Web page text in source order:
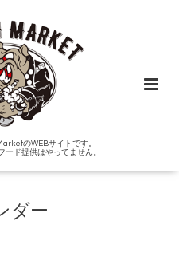
のWEBサイトです。
ド提供はやってません。
ダー